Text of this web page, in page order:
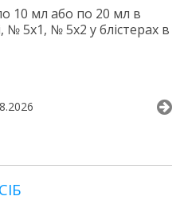
10 мл або по 20 мл в
5х1, № 5х2 у блістерах в